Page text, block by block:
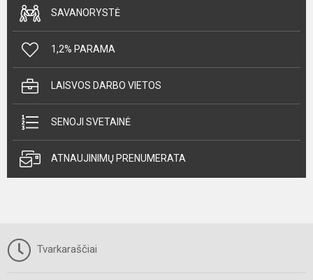
SAVANORYSTĖ
1,2% PARAMA
LAISVOS DARBO VIETOS
SENOJI SVETAINĖ
ATNAUJINIMŲ PRENUMERATA
Tvarkaraščiai